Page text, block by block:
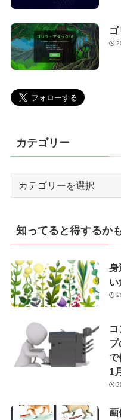
カテゴリー
リ
ー
知ってると得するか
身
い
プ
で
1
画